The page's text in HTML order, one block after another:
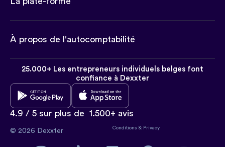
À propos de l'autocomptabilité
25.000+ Les entrepreneurs individuels belges font
confiance à Dexxter
4.9 / 5 sur plus de 1.500+ avis
© 2026 Dexxter Conditions & Privacy